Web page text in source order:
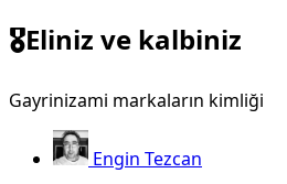
🎖️Eliniz ve kalbiniz
Gayrinizami markaların kimliği
Engin Tezcan